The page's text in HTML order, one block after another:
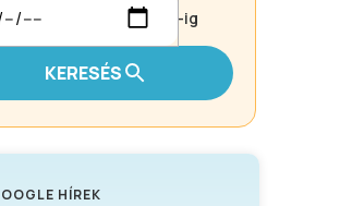
-ig
KERESÉS
HÍREK